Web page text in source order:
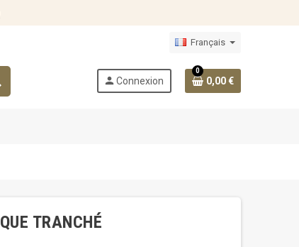
Français
person Connexion
0
0,00 €
TRANCHÉ